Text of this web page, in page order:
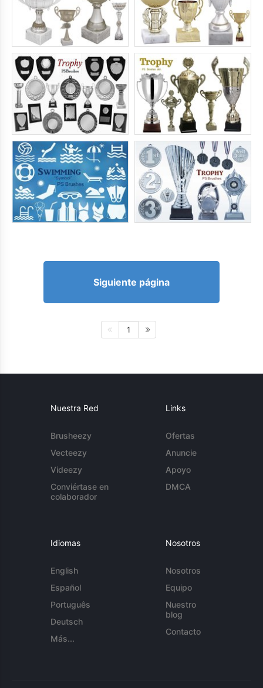
Siguiente página
1
Nuestra Red
Brusheezy
Vecteezy
Videezy
Conviértase en
colaborador
Links
Ofertas
Anuncie
Apoyo
DMCA
Idiomas
English
Español
Português
Deutsch
Más...
Nosotros
Nosotros
Equipo
Nuestro
blog
Contacto